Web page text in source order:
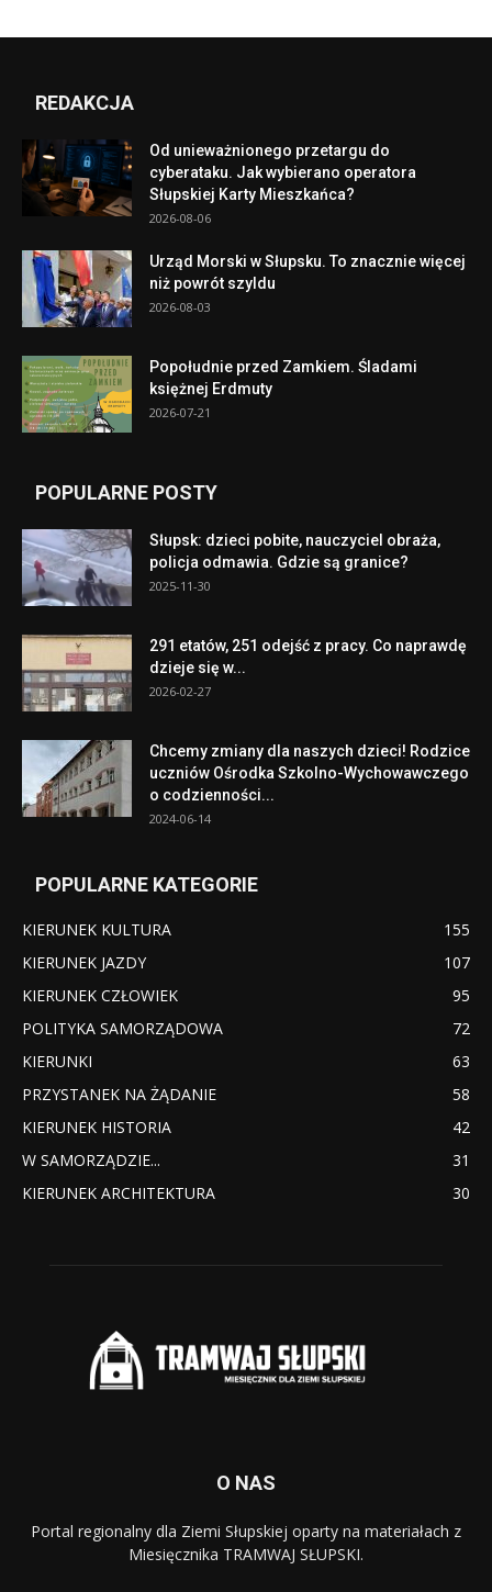
REDAKCJA
Od unieważnionego przetargu do
cyberataku. Jak wybierano operatora
Słupskiej Karty Mieszkańca?
2026-08-06
Urząd Morski w Słupsku. To znacznie więcej
niż powrót szyldu
2026-08-03
Popołudnie przed Zamkiem. Śladami
księżnej Erdmuty
2026-07-21
POPULARNE POSTY
Słupsk: dzieci pobite, nauczyciel obraża,
policja odmawia. Gdzie są granice?
2025-11-30
291 etatów, 251 odejść z pracy. Co naprawdę
dzieje się w...
2026-02-27
Chcemy zmiany dla naszych dzieci! Rodzice
uczniów Ośrodka Szkolno-Wychowawczego
o codzienności...
2024-06-14
POPULARNE KATEGORIE
KIERUNEK KULTURA
155
KIERUNEK JAZDY
107
KIERUNEK CZŁOWIEK
95
POLITYKA SAMORZĄDOWA
72
KIERUNKI
63
PRZYSTANEK NA ŻĄDANIE
58
KIERUNEK HISTORIA
42
W SAMORZĄDZIE...
31
KIERUNEK ARCHITEKTURA
30
O NAS
Portal regionalny dla Ziemi Słupskiej oparty na materiałach z
Miesięcznika TRAMWAJ SŁUPSKI.